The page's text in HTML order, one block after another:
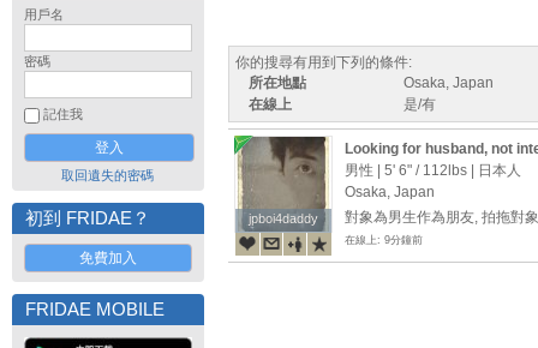
用戶名
密碼
記住我
取回遺失的密碼
初到 FRIDAE？
免費加入
FRIDAE MOBILE
你的搜尋有用到下列的條件:
所在地點
Osaka, Japan
在線上
是/有
jpboi4daddy
jpboi4daddy
Looking for husband, not
男性 | 5' 6" / 112lbs | 日本人
Osaka, Japan
對象為男生作為朋友, 拍拖對
在線上: 9分鐘前